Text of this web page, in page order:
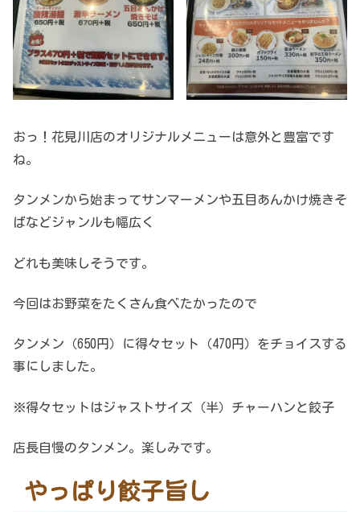
おっ！花見川店のオリジナルメニューは意外と豊富です
ね。
タンメンから始まってサンマーメンや五目あんかけ焼きそ
ばなどジャンルも幅広く
どれも美味しそうです。
今回はお野菜をたくさん食べたかったので
タンメン（650円）に得々セット（470円）をチョイスする
事にしました。
※得々セットはジャストサイズ（半）チャーハンと餃子
店長自慢のタンメン。楽しみです。
やっぱり餃子旨し